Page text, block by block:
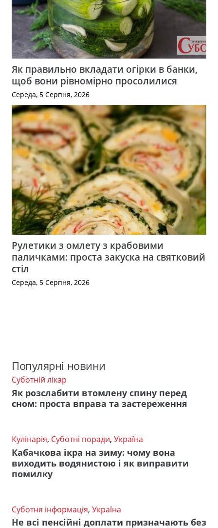
Як правильно вкладати огірки в банки,
щоб вони рівномірно просолилися
Середа, 5 Серпня, 2026
Рулетики з омлету з крабовими
паличками: проста закуска на святковий
стіл
Середа, 5 Серпня, 2026
Популярні новини
Суботній лікар
Як розслабити втомлену спину перед
сном: проста вправа та застереження
Кулінарія, Суботні поради, Україна
Кабачкова ікра на зиму: чому вона
виходить водянистою і як виправити
помилку
Суботня інформація, Україна
Не всі пенсійні доплати призначають без